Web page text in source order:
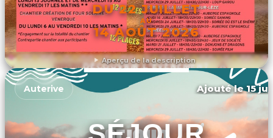
Aperçu de la description
DU 22 JUILLET
AU
14 AOÛT 2026
DÉCOUVRIR L'ÉVÉNEMENT
Auterive Ajouté le 15